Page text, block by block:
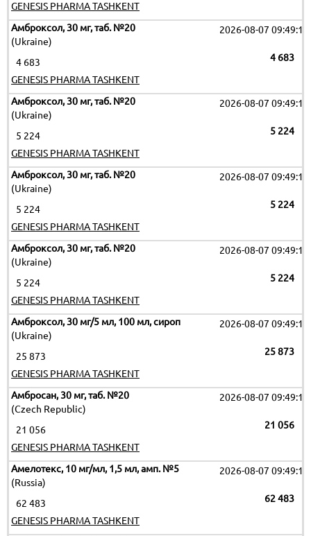
GENESIS PHARMA TASHKENT
Амброксол, 30 мг, таб. №20
(Ukraine)
2026-08-07 09:49:17
4 683
4 683
GENESIS PHARMA TASHKENT
Амброксол, 30 мг, таб. №20
(Ukraine)
2026-08-07 09:49:17
5 224
5 224
GENESIS PHARMA TASHKENT
Амброксол, 30 мг, таб. №20
(Ukraine)
2026-08-07 09:49:17
5 224
5 224
GENESIS PHARMA TASHKENT
Амброксол, 30 мг, таб. №20
(Ukraine)
2026-08-07 09:49:17
5 224
5 224
GENESIS PHARMA TASHKENT
Амброксол, 30 мг/5 мл, 100 мл, сироп
(Ukraine)
2026-08-07 09:49:17
25 873
25 873
GENESIS PHARMA TASHKENT
Амбросан, 30 мг, таб. №20
(Czech Republic)
2026-08-07 09:49:17
21 056
21 056
GENESIS PHARMA TASHKENT
Амелотекс, 10 мг/мл, 1,5 мл, амп. №5
(Russia)
2026-08-07 09:49:17
62 483
62 483
GENESIS PHARMA TASHKENT